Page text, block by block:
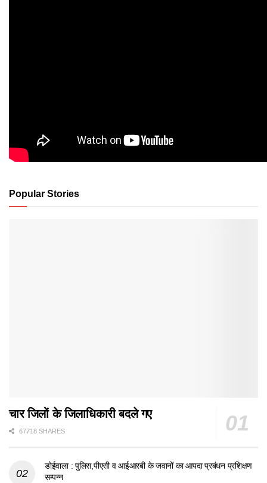
Popular Stories
चार जिलों के जिलाधिकारी बदले गए
67718 SHARES
डोईवाला : पुलिस,पीएसी व आईआरबी के जवानों का आपदा प्रबंधन प्रशिक्षण
सम्पन्न